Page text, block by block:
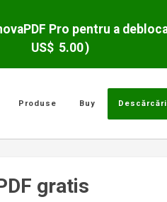
Pro pentru a
US$ 5.00)
Produse Buy Descărcări
gratis